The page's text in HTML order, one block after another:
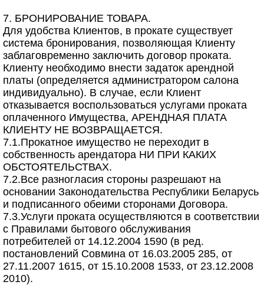
7. БРОНИРОВАНИЕ ТОВАРА.
Для удобства Клиентов, в прокате существует
система бронирования, позволяющая Клиенту
заблаговременно заключить договор проката.
Клиенту необходимо внести задаток арендной
платы (определяется администратором салона
индивидуально). В случае, если Клиент
отказывается воспользоваться услугами проката
оплаченного Имущества, АРЕНДНАЯ ПЛАТА
КЛИЕНТУ НЕ ВОЗВРАЩАЕТСЯ.
7.1.Прокатное имущество не переходит в
собственность арендатора НИ ПРИ КАКИХ
ОБСТОЯТЕЛЬСТВАХ.
7.2.Все разногласия стороны разрешают на
основании Законодательства Республики Беларусь
и подписанного обеими сторонами Договора.
7.3.Услуги проката осуществляются в соответствии
с Правилами бытового обслуживания
потребителей от 14.12.2004 1590 (в ред.
постановлений Совмина от 16.03.2005 285, от
27.11.2007 1615, от 15.10.2008 1533, от 23.12.2008
2010).